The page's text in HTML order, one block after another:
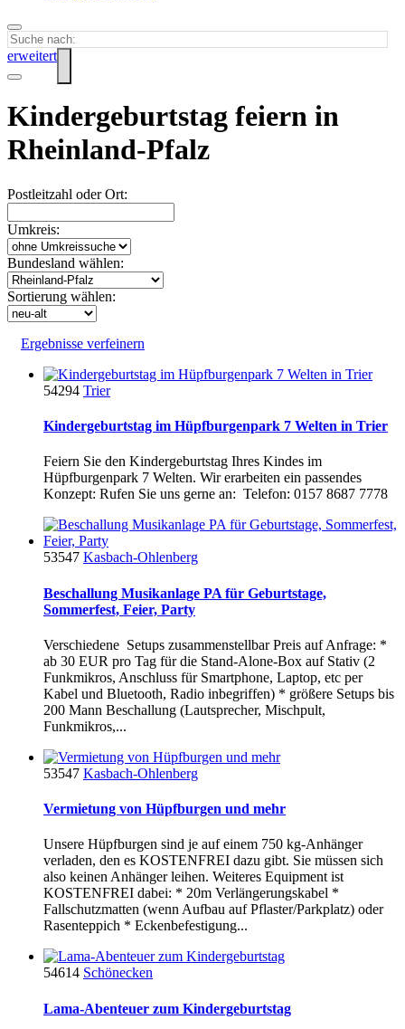
erweitert
Kindergeburtstag feiern in
Rheinland-Pfalz
Postleitzahl oder Ort:
Umkreis:
Bundesland wählen:
Sortierung wählen:
Ergebnisse verfeinern
54294 Trier
Kindergeburtstag im Hüpfburgenpark 7 Welten in Trier
Feiern Sie den Kindergeburtstag Ihres Kindes im
Hüpfburgenpark 7 Welten. Wir erarbeiten ein passendes
Konzept: Rufen Sie uns gerne an: Telefon: 0157 8687 7778
53547 Kasbach-Ohlenberg
Beschallung Musikanlage PA für Geburtstage,
Sommerfest, Feier, Party
Verschiedene Setups zusammenstellbar Preis auf Anfrage: *
ab 30 EUR pro Tag für die Stand-Alone-Box auf Stativ (2
Funkmikros, Anschluss für Smartphone, Laptop, etc per
Kabel und Bluetooth, Radio inbegriffen) * größere Setups bis
200 Mann Beschallung (Lautsprecher, Mischpult,
Funkmikros,...
53547 Kasbach-Ohlenberg
Vermietung von Hüpfburgen und mehr
Unsere Hüpfburgen sind je auf einem 750 kg-Anhänger
verladen, den es KOSTENFREI dazu gibt. Sie müssen sich
also keinen Anhänger leihen. Weiteres Equipment ist
KOSTENFREI dabei: * 20m Verlängerungskabel *
Fallschutzmatten (wenn Aufbau auf Pflaster/Parkplatz) oder
Rasenteppich * Eckenbefestigung...
54614 Schönecken
Lama-Abenteuer zum Kindergeburtstag